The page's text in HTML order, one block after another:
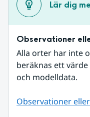
Lär dig
Observationer
Alla orter har inte
beräknas ett
och modelldata.
Observationer